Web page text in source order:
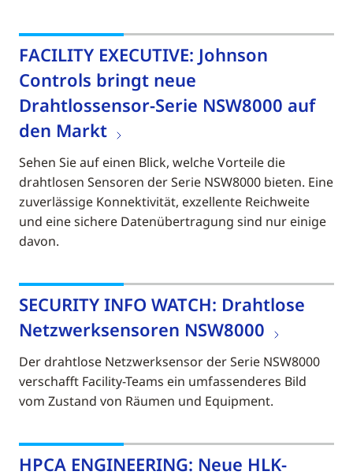
FACILITY EXECUTIVE: Johnson
Controls bringt neue
Drahtlossensor-Serie NSW8000 auf
den Markt
Sehen Sie auf einen Blick, welche Vorteile die
drahtlosen Sensoren der Serie NSW8000 bieten. Eine
zuverlässige Konnektivität, exzellente Reichweite
und eine sichere Datenübertragung sind nur einige
davon.
SECURITY INFO WATCH: Drahtlose
Netzwerksensoren NSW8000
Der drahtlose Netzwerksensor der Serie NSW8000
verschafft Facility-Teams ein umfassenderes Bild
vom Zustand von Räumen und Equipment.
HPCA ENGINEERING: Neue HLK-